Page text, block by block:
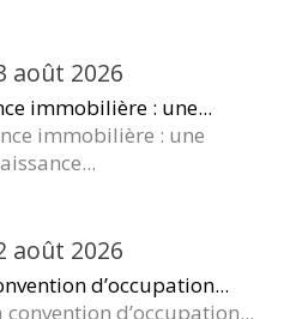
août 2026
immobilière : une...
immobilière : une
août 2026
d’occupation...
d’occupation...